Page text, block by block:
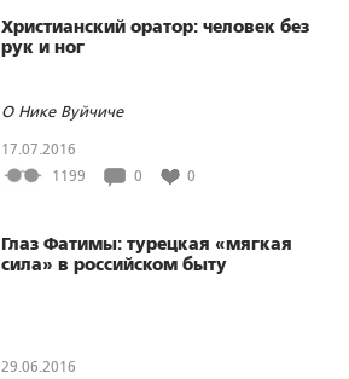
Христианский оратор: человек без
рук и ног
О Нике Вуйчиче
17.07.2016
1199
0 0
Глаз Фатимы: турецкая «мягкая
сила» в российском быту
29.06.2016